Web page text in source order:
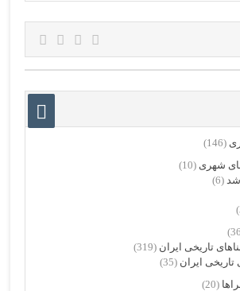
(146)
شهری (10)
(6)
تاریخی ایران (319)
تاریخی ایران (35)
(20)